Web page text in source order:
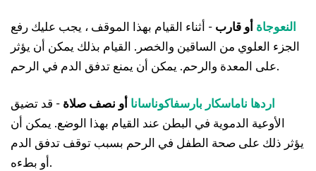
النعوجاة أو قارب - أثناء القيام بهذا الموقف ، يجب عليك رفع
الجزء العلوي من الساقين والخصر. القيام بذلك يمكن أن يؤثر
على المعدة والرحم. يمكن أن يمنع تدفق الدم في الرحم.
اردها ناماسكار بارسفاكوناسانا أو نصف صلاة - قد تضيق
الأوعية الدموية في البطن عند القيام بهذا الوضع. يمكن أن
يؤثر ذلك على صحة الطفل في الرحم بسبب توقف تدفق الدم
أو بطءه.